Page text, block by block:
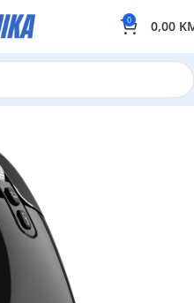
0 0,00